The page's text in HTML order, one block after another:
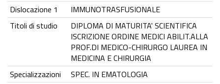
Dislocazione 1
IMMUNOTRASFUSIONALE
Titoli di studio
DIPLOMA DI MATURITA' SCIENTIFICA
ISCRIZIONE ORDINE MEDICI ABILIT.ALLA
PROF.DI MEDICO-CHIRURGO LAUREA IN
MEDICINA E CHIRURGIA
Specializzazioni
SPEC. IN EMATOLOGIA